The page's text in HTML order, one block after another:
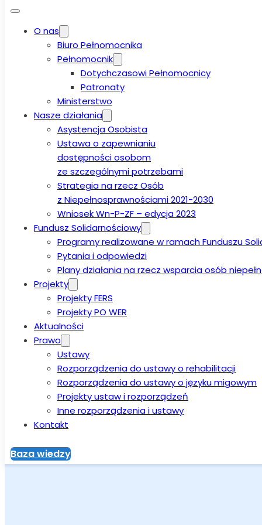
O nas
Biuro Pełnomocnika
Pełnomocnik
Dotychczasowi Pełnomocnicy
Patronaty
Ministerstwo
Nasze działania
Asystencja Osobista
Ustawa o zapewnianiu
dostępności osobom
ze szczególnymi potrzebami
Strategia na rzecz Osób
z Niepełnosprawnościami 2021-2030
Wniosek Wn-P-ZF – edycja 2023
Fundusz Solidarnościowy
Programy realizowane w ramach Funduszu
Pytania i odpowiedzi
Plany działania na rzecz wsparcia osób
Projekty
Projekty FERS
Projekty PO WER
Aktualności
Prawo
Ustawy
Rozporządzenia do ustawy o rehabilitacji
Rozporządzenia do ustawy o języku migowym
Projekty ustaw i rozporządzeń
Inne rozporządzenia i ustawy
Kontakt
Baza wiedzy